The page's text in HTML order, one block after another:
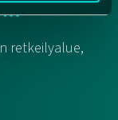
retkeilyalue,